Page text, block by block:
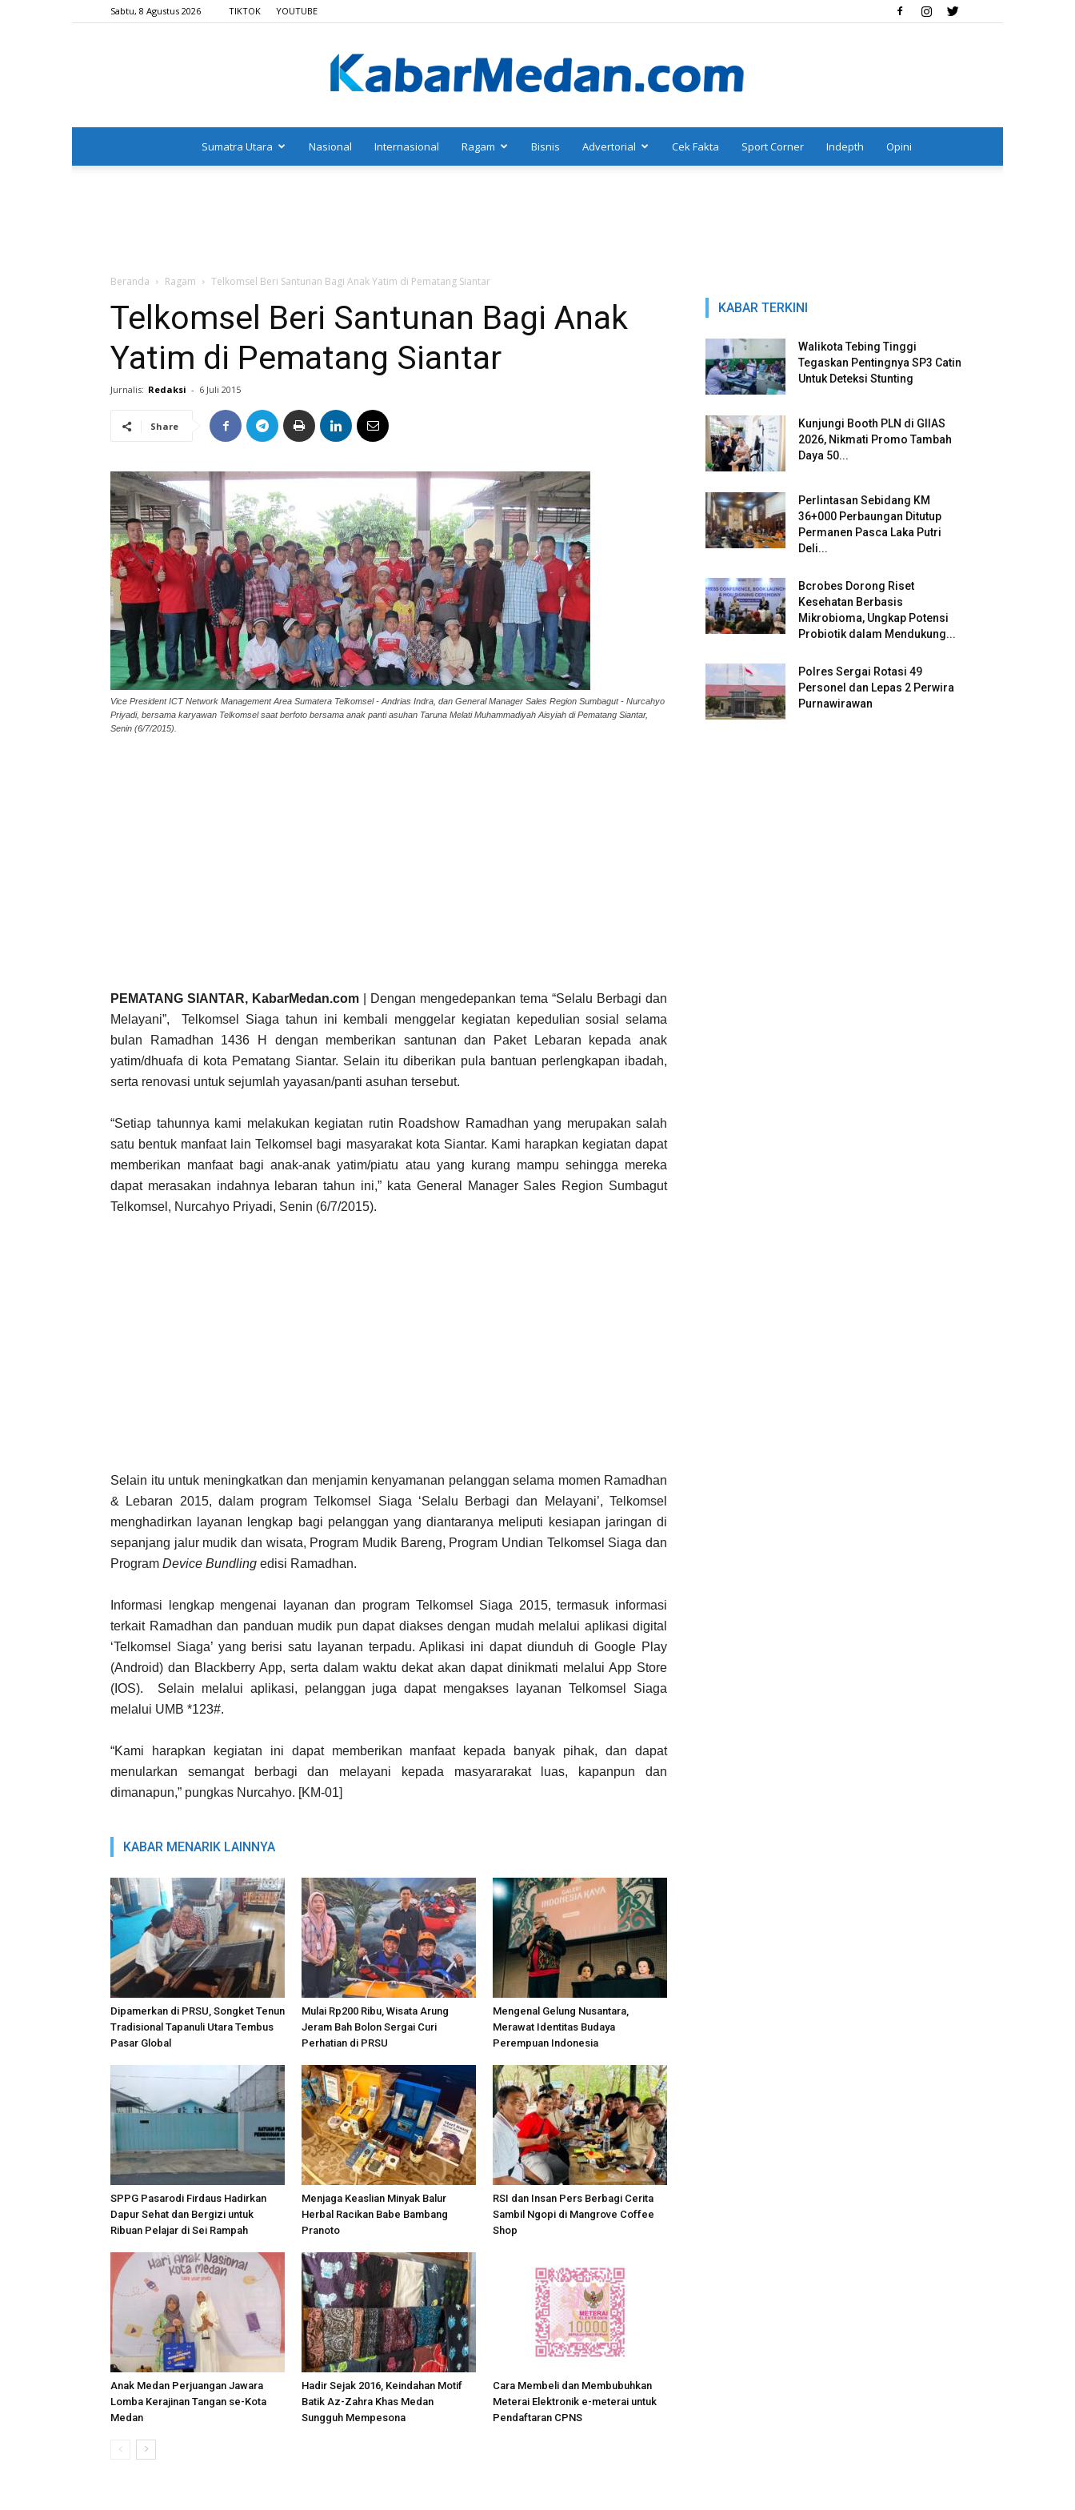
Sabtu, 8 Agustus 2026 TIKTOK YOUTUBE
Sumatra Utara Nasional Internasional Ragam Bisnis Advertorial Cek Fakta Sport Corner Indepth Opini
Beranda Ragam Telkomsel Beri Santunan Bagi Anak Yatim di Pematang Siantar
Telkomsel Beri Santunan Bagi Anak
Yatim di Pematang Siantar
Jurnalis: Redaksi - 6 Juli 2015
Share
Vice President ICT Network Management Area Sumatera Telkomsel - Andrias Indra, dan General Manager Sales Region Sumbagut - Nurcahyo
Priyadi, bersama karyawan Telkomsel saat berfoto bersama anak panti asuhan Taruna Melati Muhammadiyah Aisyiah di Pematang Siantar,
Senin (6/7/2015).
PEMATANG SIANTAR, KabarMedan.com | Dengan mengedepankan tema “Selalu Berbagi dan
Melayani”, Telkomsel Siaga tahun ini kembali menggelar kegiatan kepedulian sosial selama
bulan Ramadhan 1436 H dengan memberikan santunan dan Paket Lebaran kepada anak
yatim/dhuafa di kota Pematang Siantar. Selain itu diberikan pula bantuan perlengkapan ibadah,
serta renovasi untuk sejumlah yayasan/panti asuhan tersebut.
“Setiap tahunnya kami melakukan kegiatan rutin Roadshow Ramadhan yang merupakan salah
satu bentuk manfaat lain Telkomsel bagi masyarakat kota Siantar. Kami harapkan kegiatan dapat
memberikan manfaat bagi anak-anak yatim/piatu atau yang kurang mampu sehingga mereka
dapat merasakan indahnya lebaran tahun ini,” kata General Manager Sales Region Sumbagut
Telkomsel, Nurcahyo Priyadi, Senin (6/7/2015).
Selain itu untuk meningkatkan dan menjamin kenyamanan pelanggan selama momen Ramadhan
& Lebaran 2015, dalam program Telkomsel Siaga ‘Selalu Berbagi dan Melayani’, Telkomsel
menghadirkan layanan lengkap bagi pelanggan yang diantaranya meliputi kesiapan jaringan di
sepanjang jalur mudik dan wisata, Program Mudik Bareng, Program Undian Telkomsel Siaga dan
Program Device Bundling edisi Ramadhan.
Informasi lengkap mengenai layanan dan program Telkomsel Siaga 2015, termasuk informasi
terkait Ramadhan dan panduan mudik pun dapat diakses dengan mudah melalui aplikasi digital
‘Telkomsel Siaga’ yang berisi satu layanan terpadu. Aplikasi ini dapat diunduh di Google Play
(Android) dan Blackberry App, serta dalam waktu dekat akan dapat dinikmati melalui App Store
(IOS). Selain melalui aplikasi, pelanggan juga dapat mengakses layanan Telkomsel Siaga
melalui UMB *123#.
“Kami harapkan kegiatan ini dapat memberikan manfaat kepada banyak pihak, dan dapat
menularkan semangat berbagi dan melayani kepada masyararakat luas, kapanpun dan
dimanapun,” pungkas Nurcahyo. [KM-01]
KABAR MENARIK LAINNYA
Dipamerkan di PRSU, Songket Tenun
Tradisional Tapanuli Utara Tembus
Pasar Global
Mulai Rp200 Ribu, Wisata Arung
Jeram Bah Bolon Sergai Curi
Perhatian di PRSU
Mengenal Gelung Nusantara,
Merawat Identitas Budaya
Perempuan Indonesia
SPPG Pasarodi Firdaus Hadirkan
Dapur Sehat dan Bergizi untuk
Ribuan Pelajar di Sei Rampah
Menjaga Keaslian Minyak Balur
Herbal Racikan Babe Bambang
Pranoto
RSI dan Insan Pers Berbagi Cerita
Sambil Ngopi di Mangrove Coffee
Shop
Anak Medan Perjuangan Jawara
Lomba Kerajinan Tangan se-Kota
Medan
Hadir Sejak 2016, Keindahan Motif
Batik Az-Zahra Khas Medan
Sungguh Mempesona
Cara Membeli dan Membubuhkan
Meterai Elektronik e-meterai untuk
Pendaftaran CPNS
KABAR TERKINI
Walikota Tebing Tinggi
Tegaskan Pentingnya SP3 Catin
Untuk Deteksi Stunting
Kunjungi Booth PLN di GIIAS
2026, Nikmati Promo Tambah
Daya 50...
Perlintasan Sebidang KM
36+000 Perbaungan Ditutup
Permanen Pasca Laka Putri
Deli...
Bcrobes Dorong Riset
Kesehatan Berbasis
Mikrobioma, Ungkap Potensi
Probiotik dalam Mendukung...
Polres Sergai Rotasi 49
Personel dan Lepas 2 Perwira
Purnawirawan